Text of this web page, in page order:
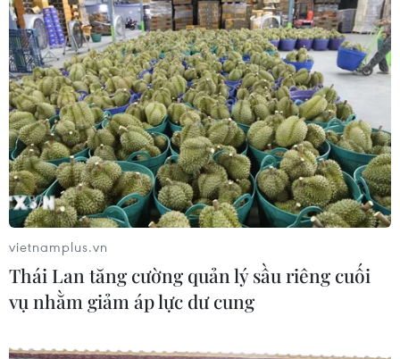
vietnamplus.vn
Thái Lan tăng cường quản lý sầu riêng cuối
vụ nhằm giảm áp lực dư cung